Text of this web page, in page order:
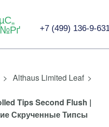
+7 (499) 136-9-
> Althaus Limited Leaf >
Tips Second Flush |
Скрученные Типсы